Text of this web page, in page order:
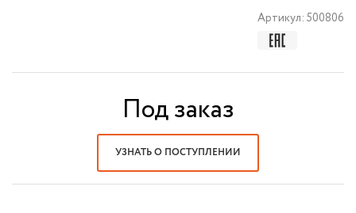
Артикул: 500806
Под заказ
УЗНАТЬ О ПОСТУПЛЕНИИ